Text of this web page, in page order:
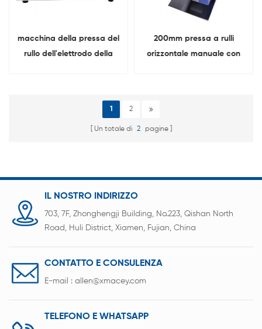
macchina della pressa del
rullo dell'elettrodo della
200mm pressa a rulli
orizzontale manuale con
1 2
Un totale di 2 pagine
IL NOSTRO INDIRIZZO
703, 7F, Zhonghengji Building, No.223, Qishan North
Road, Huli District, Xiamen, Fujian, China
CONTATTO E CONSULENZA
E-mail : allen@xmacey.com
TELEFONO E WHATSAPP